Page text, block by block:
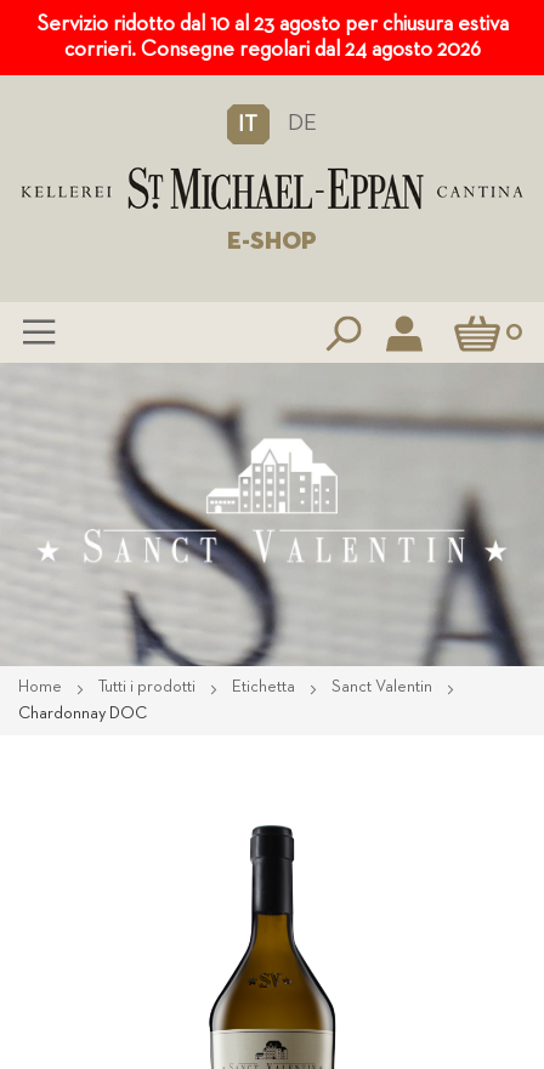
Servizio ridotto dal 10 al 23 agosto per chiusura estiva
corrieri. Consegne regolari dal 24 agosto 2026
IT DE
E-SHOP
Carrello0
Home Tutti i prodotti Etichetta
Sanct Valentin
Chardonnay DOC